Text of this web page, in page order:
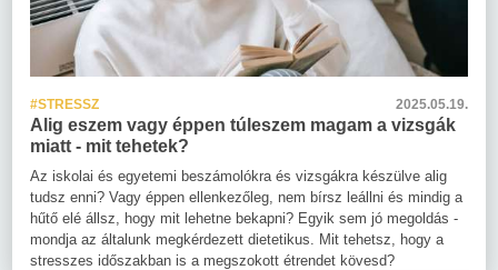
#STRESSZ 2025.05.19.
Alig eszem vagy éppen túleszem magam a vizsgák
miatt - mit tehetek?
Az iskolai és egyetemi beszámolókra és vizsgákra készülve alig
tudsz enni? Vagy éppen ellenkezőleg, nem bírsz leállni és mindig a
hűtő elé állsz, hogy mit lehetne bekapni? Egyik sem jó megoldás -
mondja az általunk megkérdezett dietetikus. Mit tehetsz, hogy a
stresszes időszakban is a megszokott étrendet kövesd?